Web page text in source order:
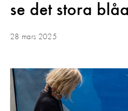
se det stora blåa
28 mars 2025